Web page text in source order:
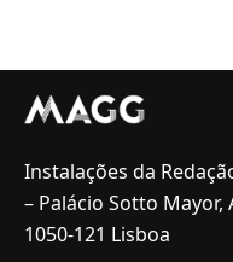
Instalações da
– Palácio Sotto Mayor,
1050-121 Lisboa